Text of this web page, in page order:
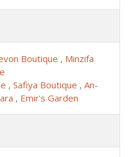
Boutique , Minzifa
, Safiya Boutique , An-
, Emir's Garden